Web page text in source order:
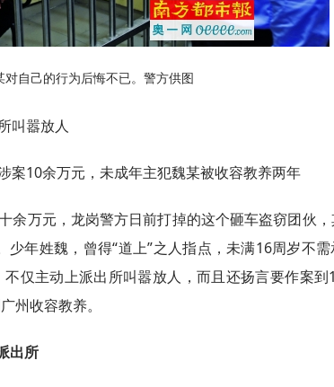
对自己的行为后悔不已。警方供图
叫嚣放人
案10余万元，未成年主犯魏某被收容教养两年
余万元，龙岗警方日前打掉的这个砸车盗窃团伙
少年姓魏，曾得“道上”之人指点，未满16周岁不
仅主动上派出所叫嚣放人，而且还扬言要作案到
州收容教养。
出所